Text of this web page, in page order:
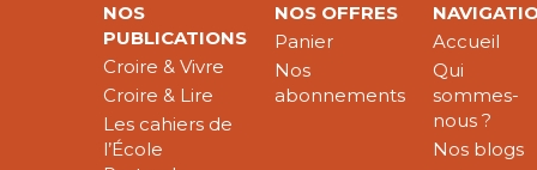
NOS
PUBLICATIONS
Croire & Vivre
Croire & Lire
Les cahiers de
l’École
NOS OFFRES
Panier
Nos
abonnements
Accueil
Qui
sommes-
nous ?
Nos blogs